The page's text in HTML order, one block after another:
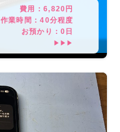
費用： 6,820 円
作業時間：40分程度
お預かり：0 日
▶▶▶